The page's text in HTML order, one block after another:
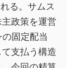
る。サムス
政策を運営
固定配当
支払う構造